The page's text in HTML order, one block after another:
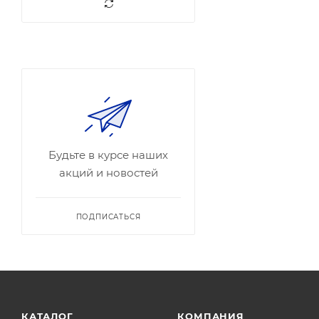
Будьте в курсе наших
акций и новостей
ПОДПИСАТЬСЯ
КАТАЛОГ КОМПАНИЯ